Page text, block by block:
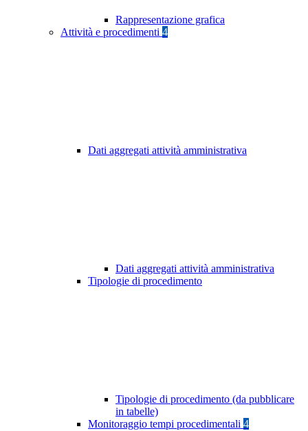
Rappresentazione grafica
Attività e procedimenti 4
Dati aggregati attività amministrativa
Dati aggregati attività amministrativa
Tipologie di procedimento
Tipologie di procedimento (da pubblicare
in tabelle)
Monitoraggio tempi procedimentali 4